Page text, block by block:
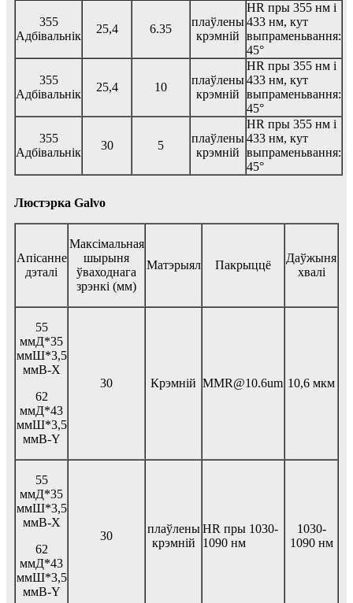
355
Адбівальнік
25,4 6.35
плаўлены
крэмній
HR пры 355 нм і
433 нм, кут
выпраменьвання:
45°
355
Адбівальнік
25,4 10
плаўлены
крэмній
HR пры 355 нм і
433 нм, кут
выпраменьвання:
45°
355
Адбівальнік
30 5
плаўлены
крэмній
HR пры 355 нм і
433 нм, кут
выпраменьвання:
45°
Люстэрка Galvo
Апісанне
дэталі
Максімальная
шырыня
ўваходнага
зрэнкі (мм)
Матэрыял Пакрыццё
Даўжыня
хвалі
55
ммД*35
ммШ*3,5
ммВ-Х
62
ммД*43
ммШ*3,5
ммВ-Y
30 Крэмній MMR@10.6um 10,6 мкм
55
ммД*35
ммШ*3,5
ммВ-Х
62
ммД*43
ммШ*3,5
ммВ-Y
30
плаўлены
крэмній
HR пры 1030-
1090 нм
1030-
1090 нм